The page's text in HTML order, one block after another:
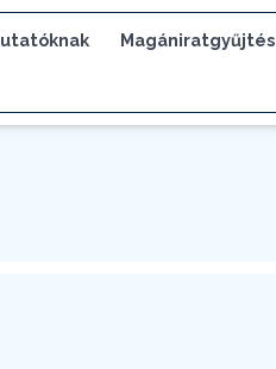
Magániratgyűjtés